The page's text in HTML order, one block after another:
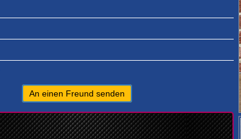
An einen Freund senden